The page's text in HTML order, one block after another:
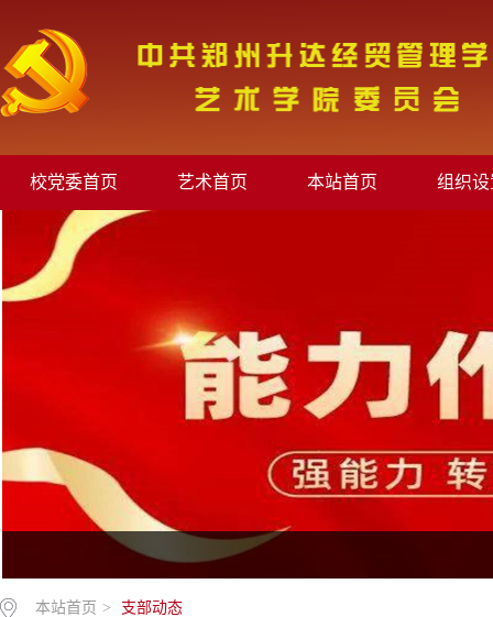
校党委首页 艺术首页 本站首页 组织设
本站首页 > 支部动态